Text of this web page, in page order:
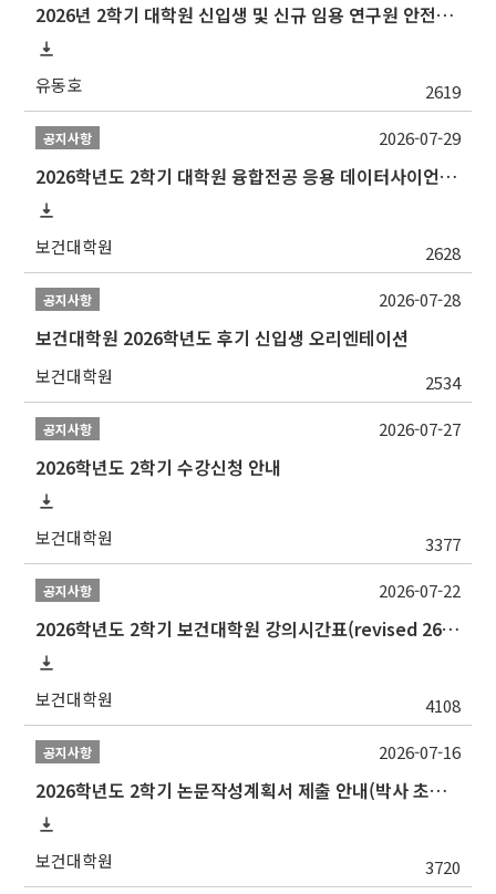
2026년 2학기 대학원 신입생 및 신규 임용 연구원 안전환경교육(신규교육) 실시 안내
유동호 2619
공지사항
2026학년도 2학기 대학원 융합전공 응용 데이터사이언스 선발 계획 알림
보건대학원 2628
2026-07-29
공지사항
보건대학원 2026학년도 후기 신입생 오리엔테이션
보건대학원 2534
2026-07-28
공지사항
2026학년도 2학기 수강신청 안내
보건대학원 3377
2026-07-27
공지사항
2026학년도 2학기 보건대학원 강의시간표(revised 260803)(2026 2nd SEMESTER SNU GSPH TIMETABLE)
보건대학원 4108
2026-07-22
공지사항
2026학년도 2학기 논문작성계획서 제출 안내(박사 초심 일정 포함)_Thesis Proposal
보건대학원 3720
2026-07-16